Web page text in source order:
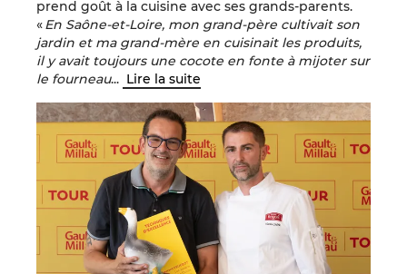
prend goût à la cuisine avec ses grands-parents.
«En Saône-et-Loire, mon grand-père cultivait son
jardin et ma grand-mère en cuisinait les produits,
il y avait toujours une cocote en fonte à mijoter sur
le fourneau... Lire la suite